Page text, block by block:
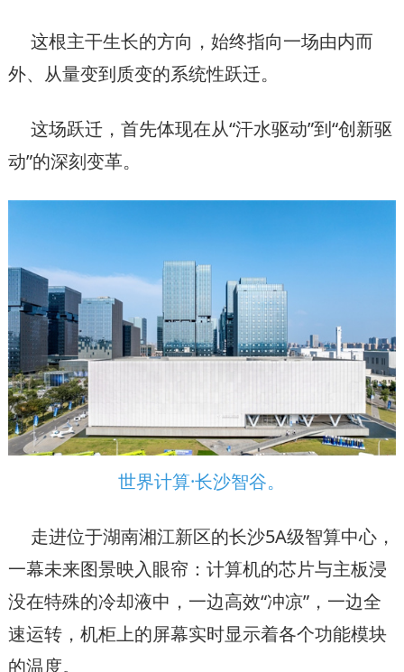
这根主干生长的方向，始终指向一场由内而
外、从量变到质变的系统性跃迁。
这场跃迁，首先体现在从“汗水驱动”到“创新驱
动”的深刻变革。
世界计算·长沙智谷​。
走进位于湖南湘江新区的长沙5A级智算中心，
一幕未来图景映入眼帘：计算机的芯片与主板浸
没在特殊的冷却液中，一边高效“冲凉”，一边全
速运转，机柜上的屏幕实时显示着各个功能模块
的温度。